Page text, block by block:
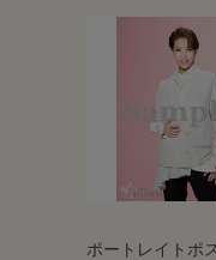
ポートレイトポ